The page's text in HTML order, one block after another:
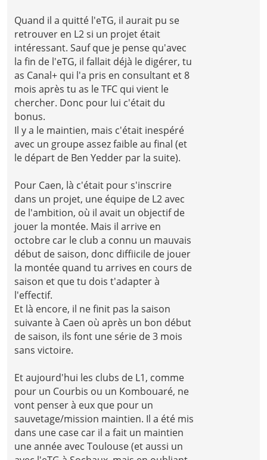
Quand il a quitté l'eTG, il aurait pu se
retrouver en L2 si un projet était
intéressant. Sauf que je pense qu'avec
la fin de l'eTG, il fallait déjà le digérer, tu
as Canal+ qui l'a pris en consultant et 8
mois après tu as le TFC qui vient le
chercher. Donc pour lui c'était du
bonus.
Il y a le maintien, mais c'était inespéré
avec un groupe assez faible au final (et
le départ de Ben Yedder par la suite).
Pour Caen, là c'était pour s'inscrire
dans un projet, une équipe de L2 avec
de l'ambition, où il avait un objectif de
jouer la montée. Mais il arrive en
octobre car le club a connu un mauvais
début de saison, donc diffiicile de jouer
la montée quand tu arrives en cours de
saison et que tu dois t'adapter à
l'effectif.
Et là encore, il ne finit pas la saison
suivante à Caen où après un bon début
de saison, ils font une série de 3 mois
sans victoire.
Et aujourd'hui les clubs de L1, comme
pour un Courbis ou un Kombouaré, ne
vont penser à eux que pour un
sauvetage/mission maintien. Il a été mis
dans une case car il a fait un maintien
une année avec Toulouse (et aussi un